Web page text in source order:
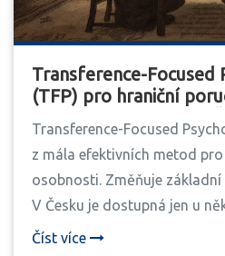
Transference-Focused
(TFP) pro hraniční
funguje a kde ji najít v
Transference-Focused
z mála efektivních metod
osobnosti. Změňuje základní
V Česku je dostupná jen u
terapeutů.
Číst více